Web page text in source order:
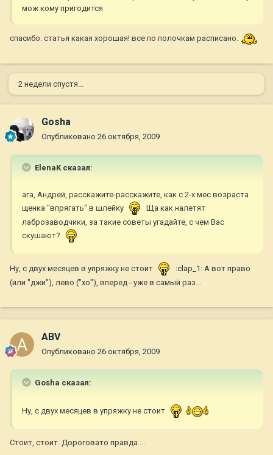
мож кому пригодится
спасибо. статья какая хорошая! все по полочкам расписано.
2 недели спустя...
Gosha
Опубликовано 26 октября, 2009
ElenaK сказал:
ага, Андрей, расскажите-расскажите, как с 2-х мес возраста
щенка "впрягать" в шлейку
Ща как налетят
лаброзаводчики, за такие советы угадайте, с чем Вас
скушают?
Ну, с двух месяцев в упряжку не стоит
:clap_1: А вот право
(или "джи"), лево ("хо"), вперед - уже в самый раз...
ABV
Опубликовано 26 октября, 2009
Gosha сказал:
Ну, с двух месяцев в упряжку не стоит
Стоит, стоит. Дороговато правда ...